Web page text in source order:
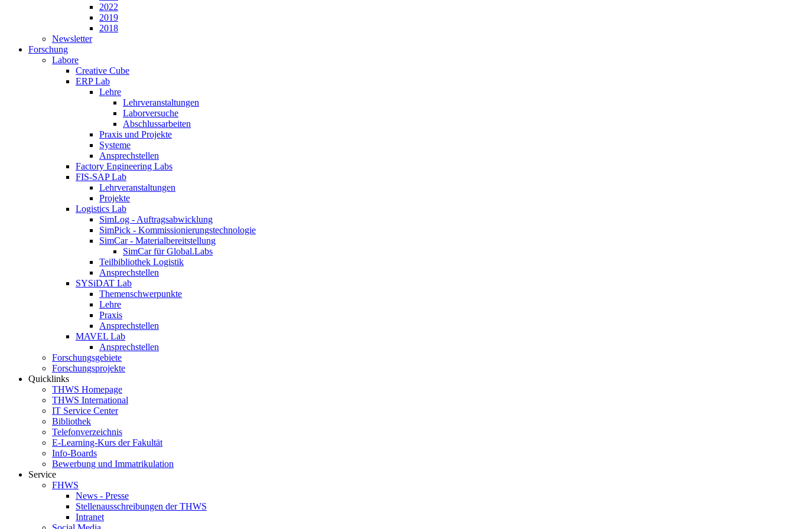
2022
2019
2018
Newsletter
Forschung
Labore
Creative Cube
ERP Lab
Lehre
Lehrveranstaltungen
Laborversuche
Abschlussarbeiten
Praxis und Projekte
Systeme
Ansprechstellen
Factory Engineering Labs
FIS-SAP Lab
Lehrveranstaltungen
Projekte
Logistics Lab
SimLog - Auftragsabwicklung
SimPick - Kommissionierungstechnologie
SimCar - Materialbereitstellung
SimCar für Global.Labs
Teilbibliothek Logistik
Ansprechstellen
SYSiDAT Lab
Themenschwerpunkte
Lehre
Praxis
Ansprechstellen
MAVEL Lab
Ansprechstellen
Forschungsgebiete
Forschungsprojekte
Quicklinks
THWS Homepage
THWS International
IT Service Center
Bibliothek
Telefonverzeichnis
E-Learning-Kurs der Fakultät
Info-Boards
Bewerbung und Immatrikulation
Service
FHWS
News - Presse
Stellenausschreibungen der THWS
Intranet